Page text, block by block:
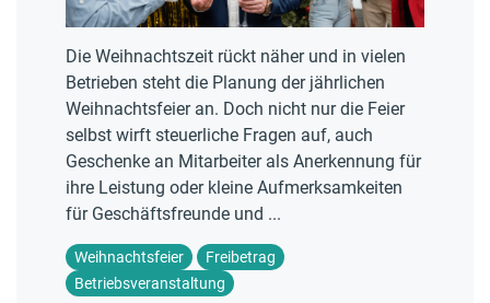
Die Weihnachtszeit rückt näher und in vielen
Betrieben steht die Planung der jährlichen
Weihnachtsfeier an. Doch nicht nur die Feier
selbst wirft steuerliche Fragen auf, auch
Geschenke an Mitarbeiter als Anerkennung für
ihre Leistung oder kleine Aufmerksamkeiten
für Geschäftsfreunde und ...
Weihnachtsfeier
Freibetrag
Betriebsveranstaltung